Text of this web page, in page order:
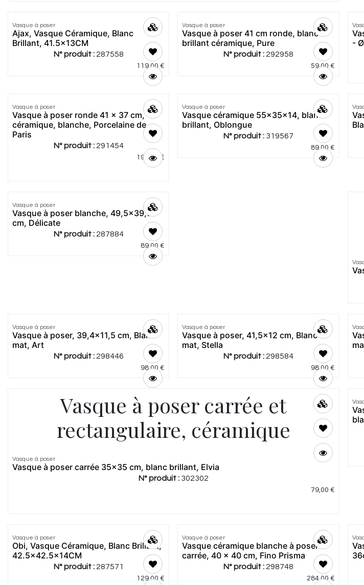
Vasque à poser
Ajax, Vasque Céramique, Blanc
Brillant, 41.5x13CM
N° produit : 287558
119,00 €
Meilleur
prix
Vasque à poser
Vasque à poser 41 cm ronde, blanc
brillant céramique, Pure
N° produit : 292958
59,00 €
-
Vasque à poser
Vasque à poser ronde 41 x 37 cm,
céramique, blanche, Porcelaine de
Paris
N° produit : 291454
190,00 €
Vasque à poser
Vasque céramique 55x35x14, blanc
brillant, Oblongue
N° produit : 319567
89,00 €
Meilleur
prix
Vasque à poser
Vasque à poser blanche, 49,5x39,5
cm, Délicate
N° produit : 287884
89,00 €
Vasque à poser
Vasque à poser, 39,4x11,5 cm, Blanc
mat, Art
N° produit : 298446
98,00 €
Vasque à poser
Vasque à poser, 41,5x12 cm, Blanc
mat, Stella
N° produit : 298584
98,00 €
Vasque à poser carrée et
rectangulaire, céramique
Vasque à poser
Vasque à poser carrée 35x35 cm, blanc brillant, Elvia
N° produit : 302302
79,00 €
Vasque à poser
Obi, Vasque Céramique, Blanc Brillant,
42.5x42.5x14CM
N° produit : 287571
129,00 €
Vasque à poser
Vasque céramique blanche à poser
carrée, 40 x 40 cm, Fino Prisma
N° produit : 298748
284,00 €